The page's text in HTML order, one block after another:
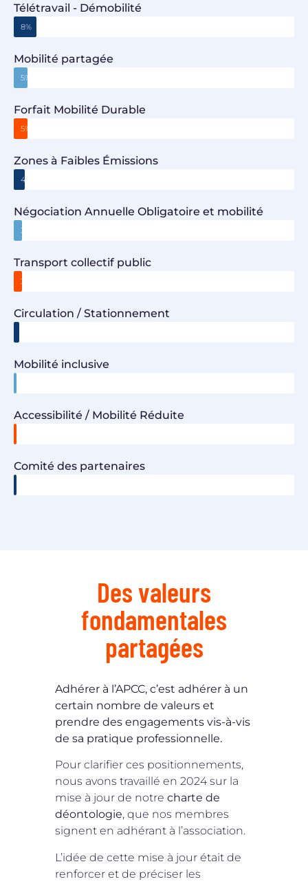
Télétravail - Démobilité
8%
Mobilité partagée
5%
Forfait Mobilité Durable
5%
Zones à Faibles Émissions
4%
Négociation Annuelle Obligatoire et mobilité
3%
Transport collectif public
3%
Circulation / Stationnement
Mobilité inclusive
Accessibilité / Mobilité Réduite
Comité des partenaires
Des valeurs
fondamentales
partagées
Adhérer à l’APCC, c’est adhérer à un
certain nombre de valeurs et
prendre des engagements vis-à-vis
de sa pratique professionnelle.
Pour clarifier ces positionnements,
nous avons travaillé en 2024 sur la
mise à jour de notre charte de
déontologie, que nos membres
signent en adhérant à l’association.
L’idée de cette mise à jour était de
renforcer et de préciser les